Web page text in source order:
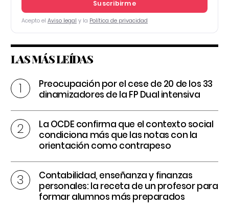
Suscribirme
Acepto el Aviso legal y la Política de privacidad
LAS MÁS LEÍDAS
Preocupación por el cese de 20 de los 33
dinamizadores de la FP Dual intensiva
La OCDE confirma que el contexto social
condiciona más que las notas con la
orientación como contrapeso
Contabilidad, enseñanza y finanzas
personales: la receta de un profesor para
formar alumnos más preparados